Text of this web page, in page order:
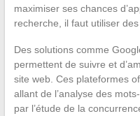
maximiser ses chances
recherche, il faut utiliser
Des solutions comme
permettent de suivre et
site web. Ces plateformes
allant de l’analyse des
par l’étude de la